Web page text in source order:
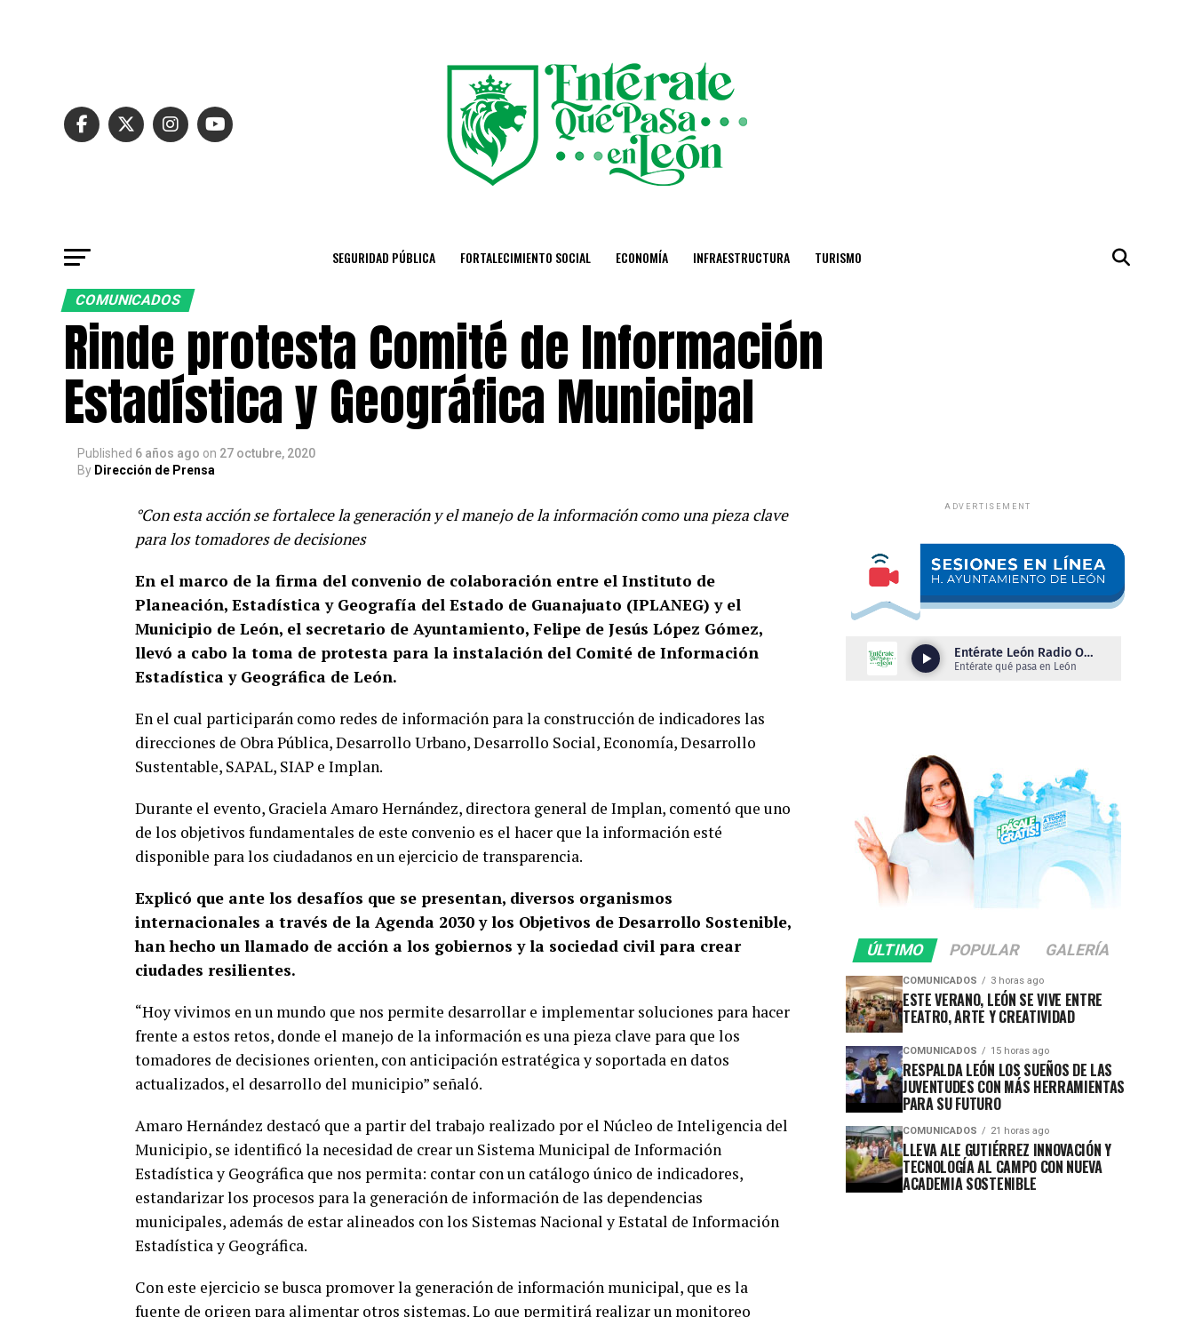
SEGURIDAD PÚBLICA FORTALECIMIENTO SOCIAL ECONOMÍA INFRAESTRUCTURA TURISMO
COMUNICADOS
Rinde protesta Comité de Información
Estadística y Geográfica Municipal
Published 6 años ago on 27 octubre, 2020
By Dirección de Prensa
°Con esta acción se fortalece la generación y el manejo de la información como una pieza clave
para los tomadores de decisiones
En el marco de la firma del convenio de colaboración entre el Instituto de
Planeación, Estadística y Geografía del Estado de Guanajuato (IPLANEG) y el
Municipio de León, el secretario de Ayuntamiento, Felipe de Jesús López Gómez,
llevó a cabo la toma de protesta para la instalación del Comité de Información
Estadística y Geográfica de León.
En el cual participarán como redes de información para la construcción de indicadores las
direcciones de Obra Pública, Desarrollo Urbano, Desarrollo Social, Economía, Desarrollo
Sustentable, SAPAL, SIAP e Implan.
Durante el evento, Graciela Amaro Hernández, directora general de Implan, comentó que uno
de los objetivos fundamentales de este convenio es el hacer que la información esté
disponible para los ciudadanos en un ejercicio de transparencia.
Explicó que ante los desafíos que se presentan, diversos organismos
internacionales a través de la Agenda 2030 y los Objetivos de Desarrollo Sostenible,
han hecho un llamado de acción a los gobiernos y la sociedad civil para crear
ciudades resilientes.
“Hoy vivimos en un mundo que nos permite desarrollar e implementar soluciones para hacer
frente a estos retos, donde el manejo de la información es una pieza clave para que los
tomadores de decisiones orienten, con anticipación estratégica y soportada en datos
actualizados, el desarrollo del municipio” señaló.
Amaro Hernández destacó que a partir del trabajo realizado por el Núcleo de Inteligencia del
Municipio, se identificó la necesidad de crear un Sistema Municipal de Información
Estadística y Geográfica que nos permita: contar con un catálogo único de indicadores,
estandarizar los procesos para la generación de información de las dependencias
municipales, además de estar alineados con los Sistemas Nacional y Estatal de Información
Estadística y Geográfica.
Con este ejercicio se busca promover la generación de información municipal, que es la
fuente de origen para alimentar otros sistemas. Lo que permitirá realizar un monitoreo
ADVERTISEMENT
ÚLTIMO POPULAR GALERÍA
COMUNICADOS 3 horas ago
ESTE VERANO, LEÓN SE VIVE ENTRE
TEATRO, ARTE Y CREATIVIDAD
COMUNICADOS 15 horas ago
RESPALDA LEÓN LOS SUEÑOS DE LAS
JUVENTUDES CON MÁS HERRAMIENTAS
PARA SU FUTURO
COMUNICADOS 21 horas ago
LLEVA ALE GUTIÉRREZ INNOVACIÓN Y
TECNOLOGÍA AL CAMPO CON NUEVA
ACADEMIA SOSTENIBLE